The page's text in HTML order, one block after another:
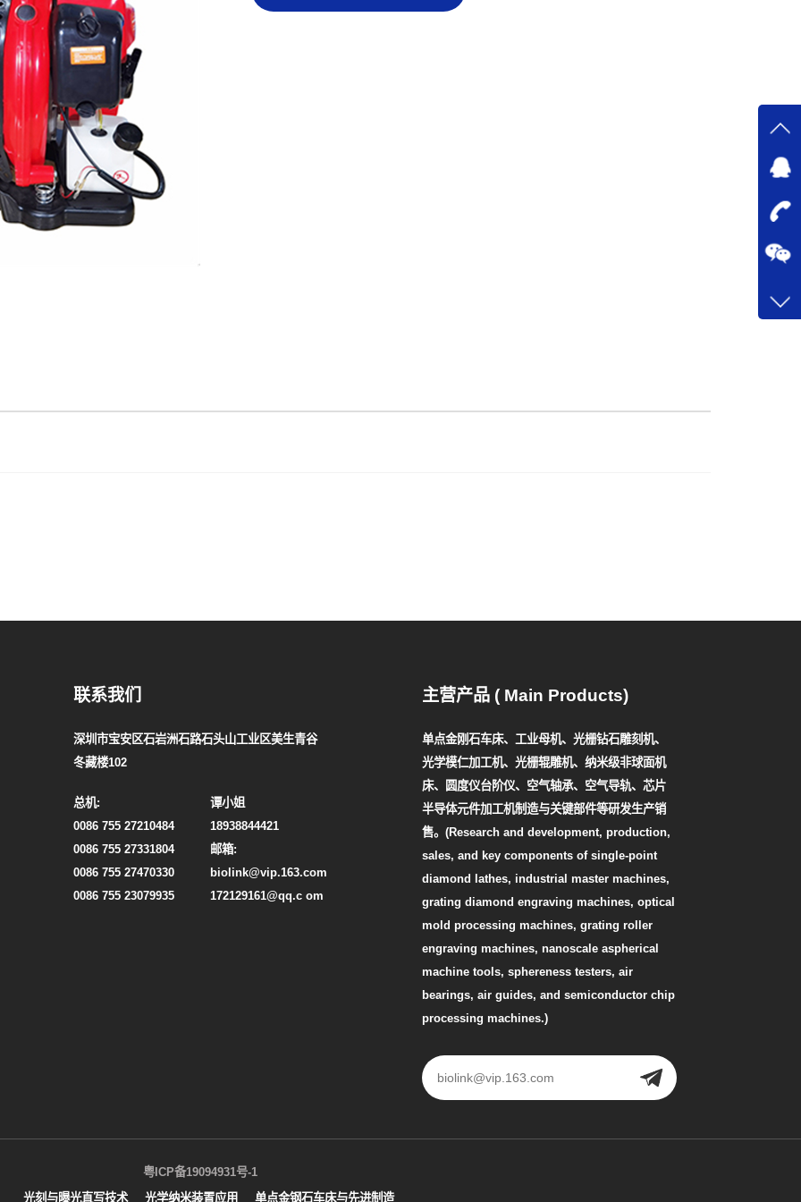
联系我们
深圳市宝安区石岩洲石路石头山工业区美生青谷
冬藏楼102
总机:
谭小姐
0086 755 27210484
18938844421
0086 755 27331804
邮箱:
0086 755 27470330
biolink@vip.163.com
0086 755 23079935
172129161@qq.c om
主营产品 ( Main Products)
单点金刚石车床、工业母机、光栅钻石雕刻机、
光学模仁加工机、光栅辊雕机、纳米级非球面机
床、圆度仪台阶仪、空气轴承、空气导轨、芯片
半导体元件加工机制造与关键部件等研发生产销
售。(Research and development, production,
sales, and key components of single-point
diamond lathes, industrial master machines,
grating diamond engraving machines, optical
mold processing machines, grating roller
engraving machines, nanoscale aspherical
machine tools, sphereness testers, air
bearings, air guides, and semiconductor chip
processing machines.)
粤ICP备19094931号-1
光刻与曝光直写技术
光学纳米装置应用 单点金钢石车床与先进制造